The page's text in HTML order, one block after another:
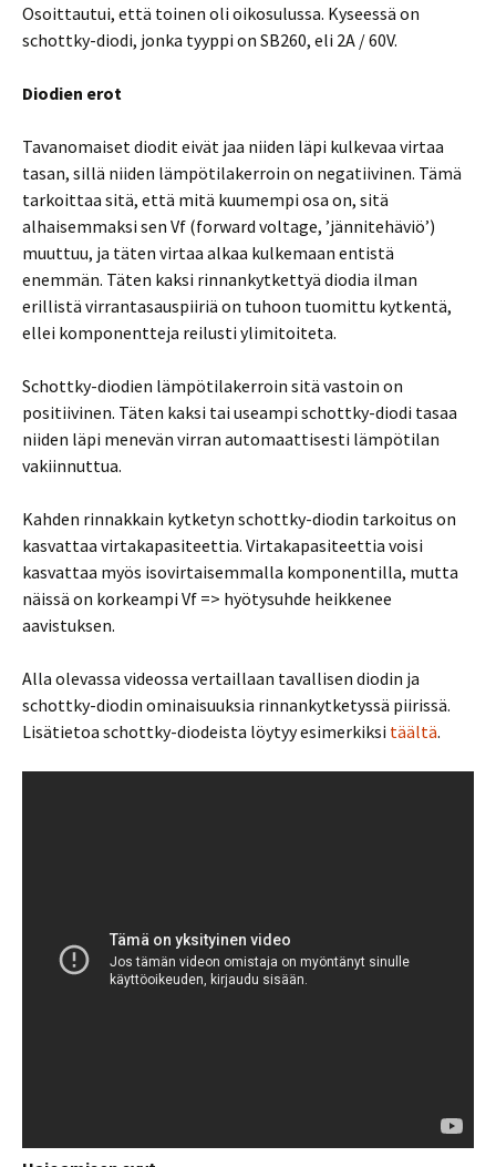
Osoittautui, että toinen oli oikosulussa. Kyseessä on
schottky-diodi, jonka tyyppi on SB260, eli 2A / 60V.
Diodien erot
Tavanomaiset diodit eivät jaa niiden läpi kulkevaa virtaa
tasan, sillä niiden lämpötilakerroin on negatiivinen. Tämä
tarkoittaa sitä, että mitä kuumempi osa on, sitä
alhaisemmaksi sen Vf (forward voltage, ’jännitehäviö’)
muuttuu, ja täten virtaa alkaa kulkemaan entistä
enemmän. Täten kaksi rinnankytkettyä diodia ilman
erillistä virrantasauspiiriä on tuhoon tuomittu kytkentä,
ellei komponentteja reilusti ylimitoiteta.
Schottky-diodien lämpötilakerroin sitä vastoin on
positiivinen. Täten kaksi tai useampi schottky-diodi tasaa
niiden läpi menevän virran automaattisesti lämpötilan
vakiinnuttua.
Kahden rinnakkain kytketyn schottky-diodin tarkoitus on
kasvattaa virtakapasiteettia. Virtakapasiteettia voisi
kasvattaa myös isovirtaisemmalla komponentilla, mutta
näissä on korkeampi Vf => hyötysuhde heikkenee
aavistuksen.
Alla olevassa videossa vertaillaan tavallisen diodin ja
schottky-diodin ominaisuuksia rinnankytketyssä piirissä.
Lisätietoa schottky-diodeista löytyy esimerkiksi täältä.